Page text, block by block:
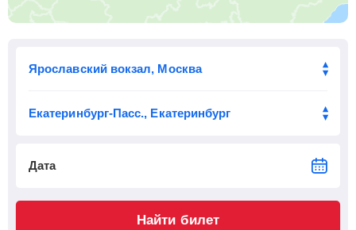
23:43 1413 км 2 ч 38 м
Дата
Найти билет